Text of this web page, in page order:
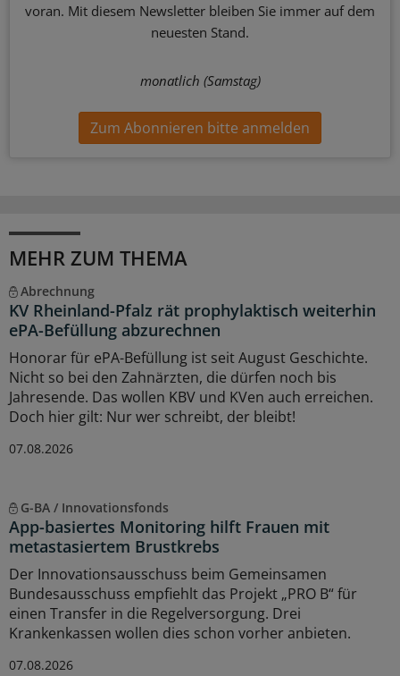
voran. Mit diesem Newsletter bleiben Sie immer auf dem
neuesten Stand.
monatlich (Samstag)
Zum Abonnieren bitte anmelden
MEHR ZUM THEMA
Abrechnung
KV Rheinland-Pfalz rät prophylaktisch weiterhin
ePA-Befüllung abzurechnen
Honorar für ePA-Befüllung ist seit August Geschichte.
Nicht so bei den Zahnärzten, die dürfen noch bis
Jahresende. Das wollen KBV und KVen auch erreichen.
Doch hier gilt: Nur wer schreibt, der bleibt!
07.08.2026
G-BA / Innovationsfonds
App-basiertes Monitoring hilft Frauen mit
metastasiertem Brustkrebs
Der Innovationsausschuss beim Gemeinsamen
Bundesausschuss empfiehlt das Projekt „PRO B“ für
einen Transfer in die Regelversorgung. Drei
Krankenkassen wollen dies schon vorher anbieten.
07.08.2026